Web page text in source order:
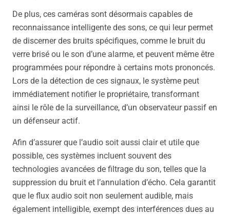
De plus, ces caméras sont désormais capables de
reconnaissance intelligente des sons, ce qui leur permet
de discerner des bruits spécifiques, comme le bruit du
verre brisé ou le son d’une alarme, et peuvent même être
programmées pour répondre à certains mots prononcés.
Lors de la détection de ces signaux, le système peut
immédiatement notifier le propriétaire, transformant
ainsi le rôle de la surveillance, d’un observateur passif en
un défenseur actif.
Afin d’assurer que l’audio soit aussi clair et utile que
possible, ces systèmes incluent souvent des
technologies avancées de filtrage du son, telles que la
suppression du bruit et l’annulation d’écho. Cela garantit
que le flux audio soit non seulement audible, mais
également intelligible, exempt des interférences dues au